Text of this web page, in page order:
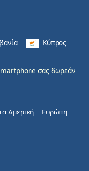
Κύπρος
σας δωρεάν
Αμερική
Ευρώπη